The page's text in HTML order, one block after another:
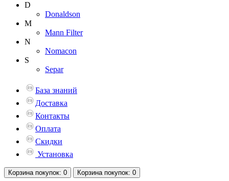
D
Donaldson
M
Mann Filter
N
Nomacon
S
Separ
База знаний
Доставка
Контакты
Оплата
Скидки
Установка
Корзинапокупок: 0 Корзинапокупок: 0